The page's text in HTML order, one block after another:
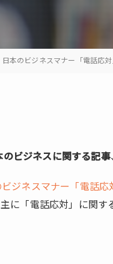
日本のビジネスマナー「電話応
のビジネスに関する記事
ビジネスマナー「電話応
に「電話応対」に関